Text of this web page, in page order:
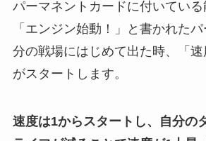
パーマネントカードに付いている
「エンジン始動！」と書かれた
分の戦場にはじめて出た時、「
がスタートします。
速度は1からスタートし、自分の